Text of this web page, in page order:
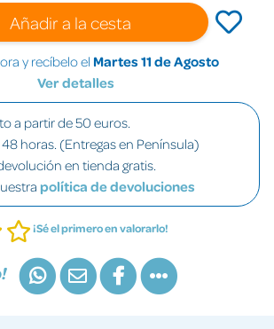
Añadir a la cesta
y recíbelo el Martes 11 de Agosto
Ver detalles
a partir de 50 euros.
horas. (Entregas en Península)
en tienda gratis.
política de devoluciones
¡Sé el primero en valorarlo!